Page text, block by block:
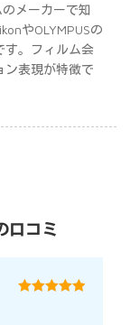
メーカーで知
やOLYMPUSの
す。フィルム会
ン表現が特徴で
口コミ